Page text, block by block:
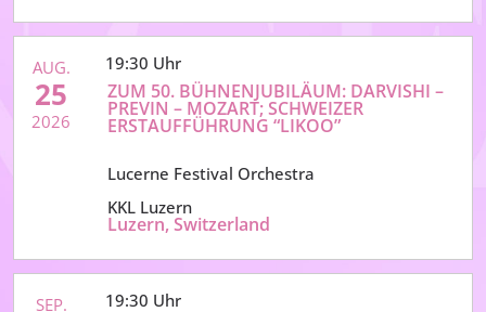
25
AUG.
2026
ZUM 50. BÜHNENJUBILÄUM: DARVISHI –
PREVIN – MOZART; SCHWEIZER
ERSTAUFFÜHRUNG “LIKOO”
19:30
KKL Luzern
Luzern, Switzerland
Lucerne Festival Orchestra
SEP. 19:30